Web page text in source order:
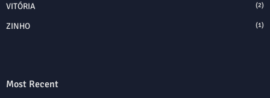
VITÓRIA (2)
ZINHO (1)
Most Recent